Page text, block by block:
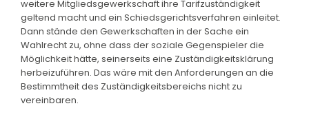
weitere Mitgliedsgewerkschaft ihre Tarifzuständigkeit
geltend macht und ein Schiedsgerichtsverfahren einleitet.
Dann stände den Gewerkschaften in der Sache ein
Wahlrecht zu, ohne dass der soziale Gegenspieler die
Möglichkeit hätte, seinerseits eine Zuständigkeitsklärung
herbeizuführen. Das wäre mit den Anforderungen an die
Bestimmtheit des Zuständigkeitsbereichs nicht zu
vereinbaren.